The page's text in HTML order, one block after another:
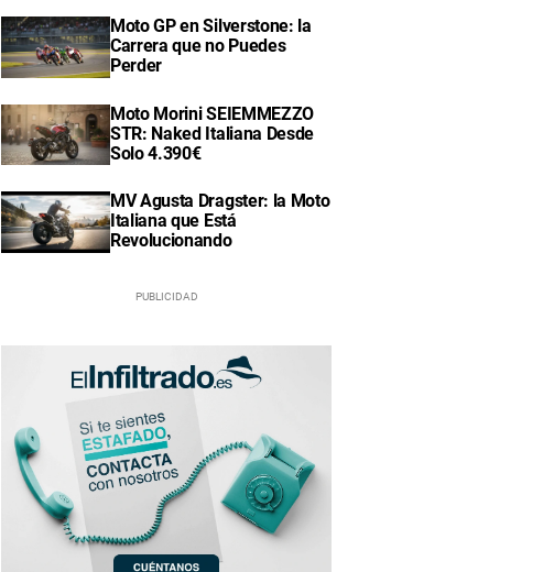
Moto GP en Silverstone: la
Carrera que no Puedes
Perder
Moto Morini SEIEMMEZZO
STR: Naked Italiana Desde
Solo 4.390€
MV Agusta Dragster: la Moto
Italiana que Está
Revolucionando